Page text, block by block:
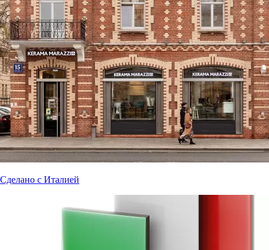
Сделано с Италией